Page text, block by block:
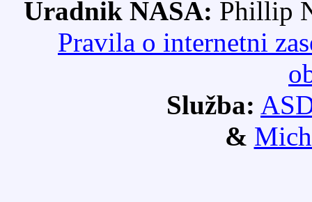
Uradnik NASA: Phillip
Pravila o internetni
Služba:
&